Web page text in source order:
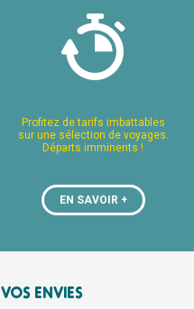
Profitez de tarifs imbattables
sur une sélection de voyages.
Départs imminents !
EN SAVOIR +
VOS ENVIES